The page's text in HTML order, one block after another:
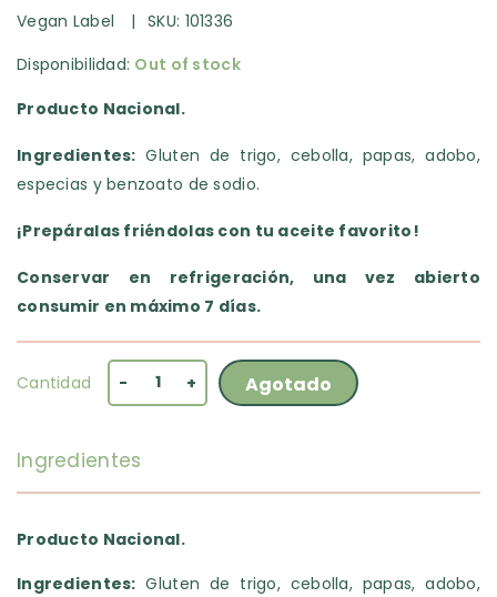
Vegan Label SKU: 101336
Disponibilidad: Out of stock
Producto Nacional.
Ingredientes: Gluten de trigo, cebolla, papas, adobo,
especias y benzoato de sodio.
¡Prepáralas friéndolas con tu aceite favorito!
Conservar en refrigeración, una vez abierto
consumir en máximo 7 días.
Cantidad - + Agotado
Ingredientes
Producto Nacional.
Ingredientes: Gluten de trigo, cebolla, papas, adobo,